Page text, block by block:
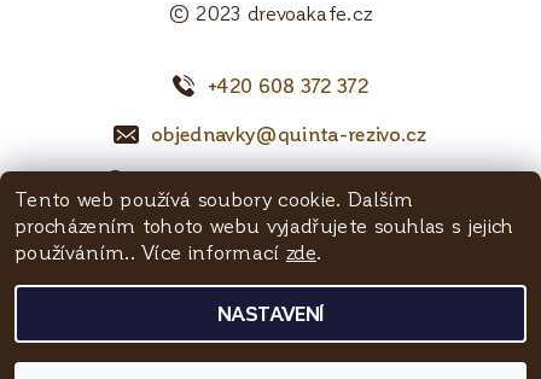
© 2023 drevoakafe.cz
+420 608 372 372
objednavky@quinta-rezivo.cz
Facebook
2026 © Dřevoakafe - Quinta řezivo, všechna práva vyhrazena
Tento web používá soubory cookie. Dalším
procházením tohoto webu vyjadřujete souhlas s jejich
používáním.. Více informací zde.
NASTAVENÍ